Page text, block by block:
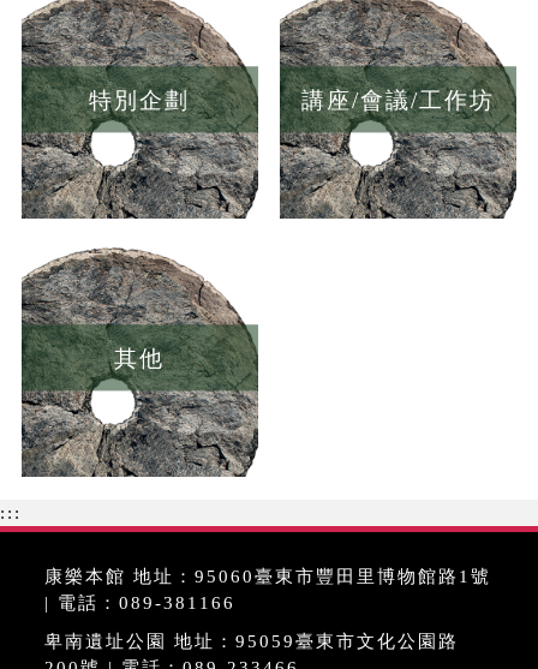
特別企劃 講座/會議/工作坊
其他
:::
康樂本館 地址：95060臺東市豐田里博物館路1號
| 電話：089-381166
卑南遺址公園 地址：95059臺東市文化公園路